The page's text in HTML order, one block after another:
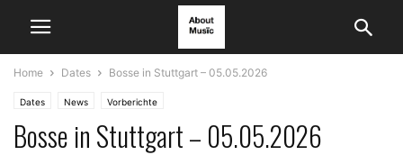
Home Dates Bosse in Stuttgart – 05.05.2026
Dates News Vorberichte
Bosse in Stuttgart – 05.05.2026